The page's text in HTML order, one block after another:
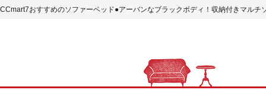
CCmart7おすすめのソファーベッド●アーバンなブラックボディ！収納付きマルチ